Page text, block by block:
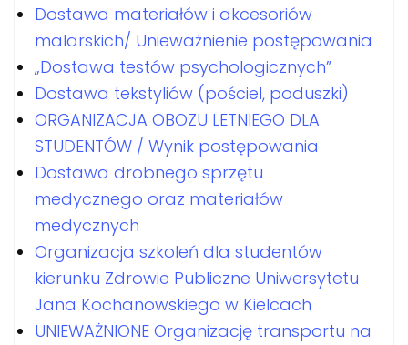
Dostawa materiałów i akcesoriów
malarskich/ Unieważnienie postępowania
„Dostawa testów psychologicznych”
Dostawa tekstyliów (pościel, poduszki)
ORGANIZACJA OBOZU LETNIEGO DLA
STUDENTÓW / Wynik postępowania
Dostawa drobnego sprzętu
medycznego oraz materiałów
medycznych
Organizacja szkoleń dla studentów
kierunku Zdrowie Publiczne Uniwersytetu
Jana Kochanowskiego w Kielcach
UNIEWAŻNIONE Organizację transportu na